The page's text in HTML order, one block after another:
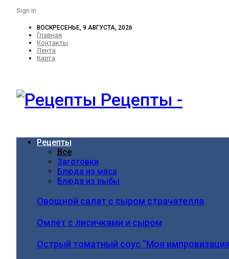
Sign in
ВОСКРЕСЕНЬЕ, 9 АВГУСТА, 2026
Главная
Контакты
Лента
Карта
Рецепты -
Рецепты
Все
Заготовки
Блюда из мяса
Блюда из рыбы
Овощной салат с сыром страчателла
Омлет с лисичками и сыром
Острый томатный соус “Моя